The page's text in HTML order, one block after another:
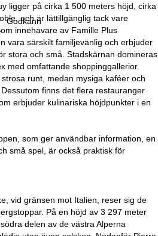
Godkänn
ligger på cirka 1 500 meters höjd, cirka
och är lättillgänglig tack vare
innehavare av Famille Plus
vara särskilt familjevänlig och erbjuder
stora och små. Stadskärnan domineras
med omfattande shoppinggallerior.
runt, medan mysiga kaféer och
finns det flera restauranger
erbjuder kulinariska höjdpunkter i en
som ger användbar information, en
små spel, är också praktisk för
vid gränsen mot Italien, reser sig de
På en höjd av 3 297 meter
delen av de västra Alperna